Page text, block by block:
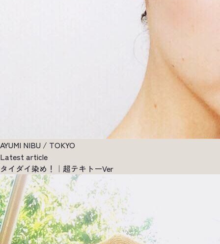
AYUMI NIBU / TOKYO
Latest article
タイダイ染め！｜超テキトーVer